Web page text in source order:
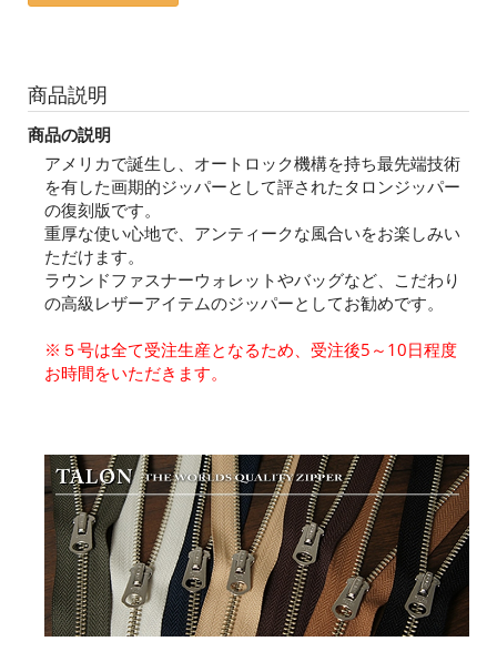
商品説明
商品の説明
アメリカで誕生し、オートロック機構を持ち最先端技術
を有した画期的ジッパーとして評されたタロンジッパー
の復刻版です。
重厚な使い心地で、アンティークな風合いをお楽しみい
ただけます。
ラウンドファスナーウォレットやバッグなど、こだわり
の高級レザーアイテムのジッパーとしてお勧めです。
※５号は全て受注生産となるため、受注後5～10日程度
お時間をいただきます。